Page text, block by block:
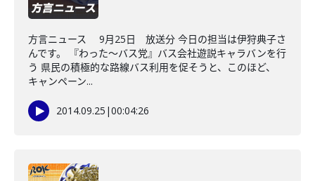
方言ニュース 9月25日 放送分 今日の担当は伊狩典子さ
んです。 『わった～バス党』バス会社遊説キャラバンを行
う 県民の積極的な路線バス利用を促そうと、このほど、
キャンペーン...
2014.09.25 |00:04:26